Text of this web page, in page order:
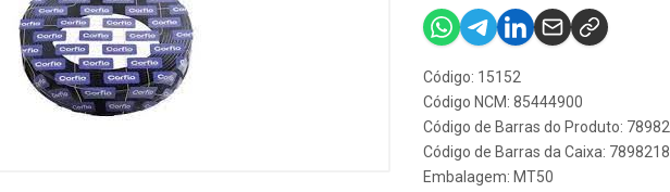
Código: 15152
Código NCM: 85444900
Código de Barras do Produto:
Código de Barras da Caixa:
Embalagem: MT50